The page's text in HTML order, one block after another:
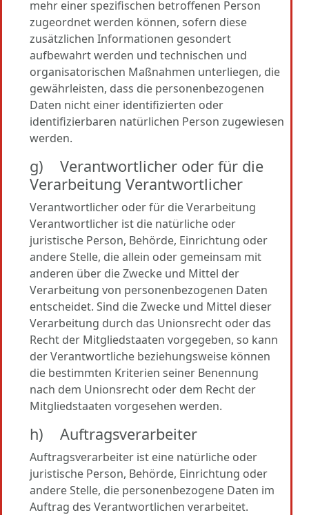
mehr einer spezifischen betroffenen Person
zugeordnet werden können, sofern diese
zusätzlichen Informationen gesondert
aufbewahrt werden und technischen und
organisatorischen Maßnahmen unterliegen, die
gewährleisten, dass die personenbezogenen
Daten nicht einer identifizierten oder
identifizierbaren natürlichen Person zugewiesen
werden.
g) Verantwortlicher oder für die
Verarbeitung Verantwortlicher
Verantwortlicher oder für die Verarbeitung
Verantwortlicher ist die natürliche oder
juristische Person, Behörde, Einrichtung oder
andere Stelle, die allein oder gemeinsam mit
anderen über die Zwecke und Mittel der
Verarbeitung von personenbezogenen Daten
entscheidet. Sind die Zwecke und Mittel dieser
Verarbeitung durch das Unionsrecht oder das
Recht der Mitgliedstaaten vorgegeben, so kann
der Verantwortliche beziehungsweise können
die bestimmten Kriterien seiner Benennung
nach dem Unionsrecht oder dem Recht der
Mitgliedstaaten vorgesehen werden.
h) Auftragsverarbeiter
Auftragsverarbeiter ist eine natürliche oder
juristische Person, Behörde, Einrichtung oder
andere Stelle, die personenbezogene Daten im
Auftrag des Verantwortlichen verarbeitet.